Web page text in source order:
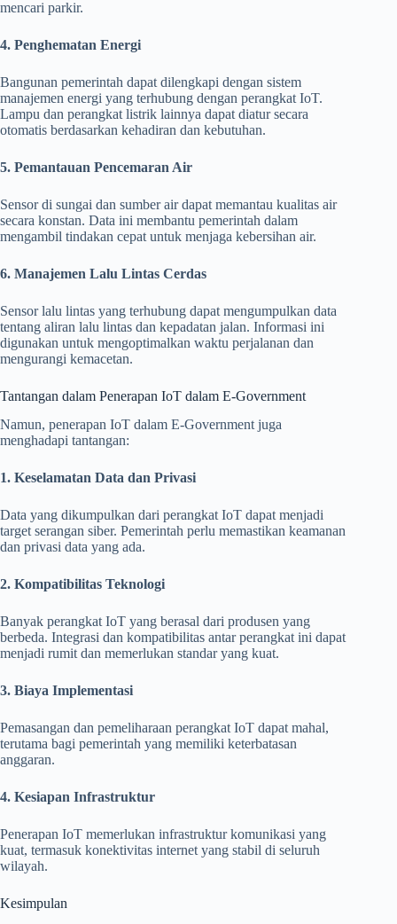
mencari parkir.
4. Penghematan Energi
Bangunan pemerintah dapat dilengkapi dengan sistem
manajemen energi yang terhubung dengan perangkat IoT.
Lampu dan perangkat listrik lainnya dapat diatur secara
otomatis berdasarkan kehadiran dan kebutuhan.
5. Pemantauan Pencemaran Air
Sensor di sungai dan sumber air dapat memantau kualitas air
secara konstan. Data ini membantu pemerintah dalam
mengambil tindakan cepat untuk menjaga kebersihan air.
6. Manajemen Lalu Lintas Cerdas
Sensor lalu lintas yang terhubung dapat mengumpulkan data
tentang aliran lalu lintas dan kepadatan jalan. Informasi ini
digunakan untuk mengoptimalkan waktu perjalanan dan
mengurangi kemacetan.
Tantangan dalam Penerapan IoT dalam E-Government
Namun, penerapan IoT dalam E-Government juga
menghadapi tantangan:
1. Keselamatan Data dan Privasi
Data yang dikumpulkan dari perangkat IoT dapat menjadi
target serangan siber. Pemerintah perlu memastikan keamanan
dan privasi data yang ada.
2. Kompatibilitas Teknologi
Banyak perangkat IoT yang berasal dari produsen yang
berbeda. Integrasi dan kompatibilitas antar perangkat ini dapat
menjadi rumit dan memerlukan standar yang kuat.
3. Biaya Implementasi
Pemasangan dan pemeliharaan perangkat IoT dapat mahal,
terutama bagi pemerintah yang memiliki keterbatasan
anggaran.
4. Kesiapan Infrastruktur
Penerapan IoT memerlukan infrastruktur komunikasi yang
kuat, termasuk konektivitas internet yang stabil di seluruh
wilayah.
Kesimpulan